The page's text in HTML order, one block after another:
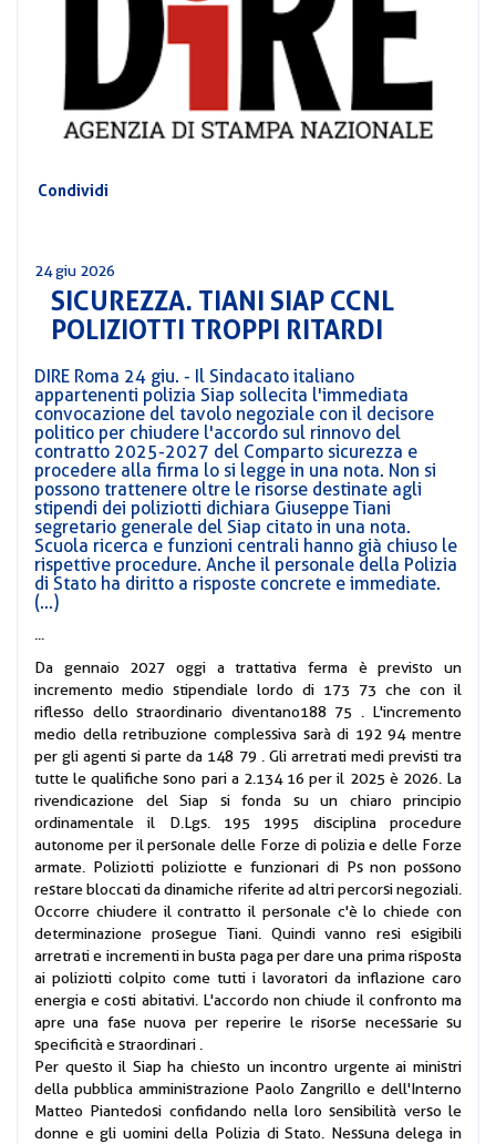
PREVIDENZA
CONVENZIONI
AREA
CIRCOLARI
MOBILITÀ
DEL
Condividi
24 giu 2026
SICUREZZA. TIANI SIAP CCNL
POLIZIOTTI TROPPI RITARDI
DIRE Roma 24 giu. - Il Sindacato italiano
appartenenti polizia Siap sollecita l'immediata
convocazione del tavolo negoziale con il decisore
politico per chiudere l'accordo sul rinnovo del
contratto 2025-2027 del Comparto sicurezza e
procedere alla firma lo si legge in una nota. Non si
possono trattenere oltre le risorse destinate agli
stipendi dei poliziotti dichiara Giuseppe Tiani
segretario generale del Siap citato in una nota.
Scuola ricerca e funzioni centrali hanno già chiuso le
rispettive procedure. Anche il personale della Polizia
di Stato ha diritto a risposte concrete e immediate.
(...)
Da gennaio 2027 oggi a trattativa ferma è previsto un
incremento medio stipendiale lordo di 173 73 che con il
riflesso dello straordinario diventano188 75 . L'incremento
medio della retribuzione complessiva sarà di 192 94 mentre
per gli agenti si parte da 148 79 . Gli arretrati medi previsti tra
tutte le qualifiche sono pari a 2.134 16 per il 2025 è 2026. La
rivendicazione del Siap si fonda su un chiaro principio
ordinamentale il D.Lgs. 195 1995 disciplina procedure
autonome per il personale delle Forze di polizia e delle Forze
armate. Poliziotti poliziotte e funzionari di Ps non possono
restare bloccati da dinamiche riferite ad altri percorsi negoziali.
Occorre chiudere il contratto il personale c'è lo chiede con
determinazione prosegue Tiani. Quindi vanno resi esigibili
arretrati e incrementi in busta paga per dare una prima risposta
ai poliziotti colpito come tutti i lavoratori da inflazione caro
energia e costi abitativi. L'accordo non chiude il confronto ma
apre una fase nuova per reperire le risorse necessarie su
specificità e straordinari .
Per questo il Siap ha chiesto un incontro urgente ai ministri
della pubblica amministrazione Paolo Zangrillo e dell'Interno
Matteo Piantedosi confidando nella loro sensibilità verso le
donne e gli uomini della Polizia di Stato. Nessuna delega in